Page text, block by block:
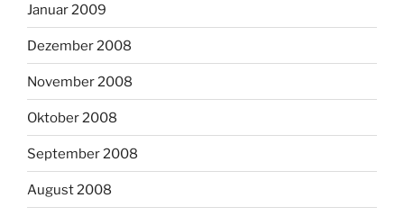
Januar 2009
Dezember 2008
November 2008
Oktober 2008
September 2008
August 2008